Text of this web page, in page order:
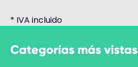
* IVA incluido
Categorías más vistas